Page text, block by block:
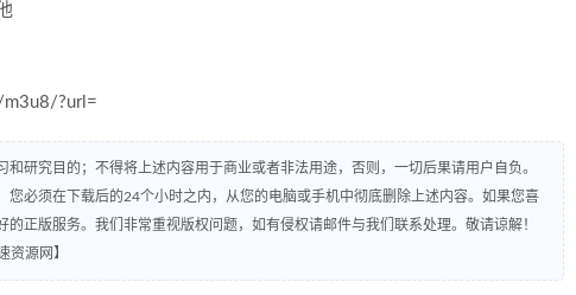
m3u8/?url=
研究目的；不得将上述内容用于商业或者非法用途，否则，一切后果请用户自负。
必须在下载后的24个小时之内，从您的电脑或手机中彻底删除上述内容。如果您喜
正版服务。我们非常重视版权问题，如有侵权请邮件与我们联系处理。敬请谅解！
资源网】